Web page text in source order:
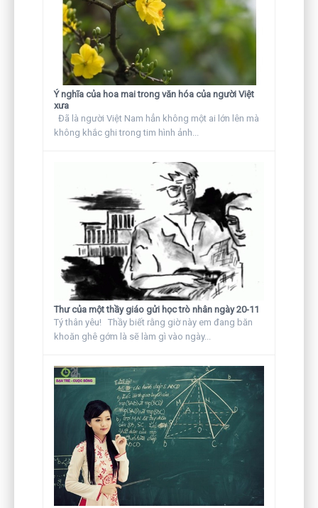
Ý nghĩa của hoa mai trong văn hóa của người Việt
xưa
Đã là người Việt Nam hẳn không một ai lớn lên mà
không khắc ghi trong tim hình ảnh...
Thư của một thầy giáo gửi học trò nhân ngày 20-11
Tý thân yêu! Thầy biết rằng giờ này em đang băn
khoăn ghê gớm là sẽ làm gì vào ngày...